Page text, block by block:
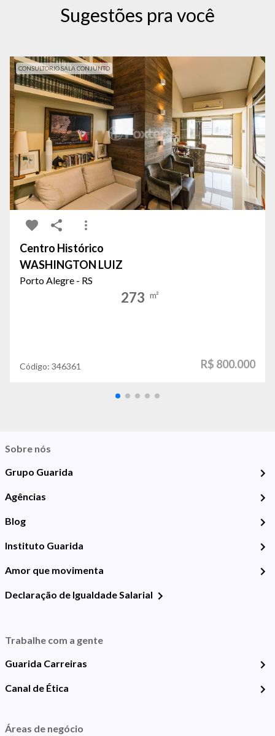
Sugestões pra você
CONSULTORIO SALA CONJUNTO
Centro Histórico
WASHINGTON LUIZ
Porto Alegre - RS
273 m²
Código: 346361 R$ 800.000
Sobre nós
Grupo Guarida
Agências
Blog
Instituto Guarida
Amor que movimenta
Declaração de Igualdade Salarial
Trabalhe com a gente
Guarida Carreiras
Canal de Ética
Áreas de negócio